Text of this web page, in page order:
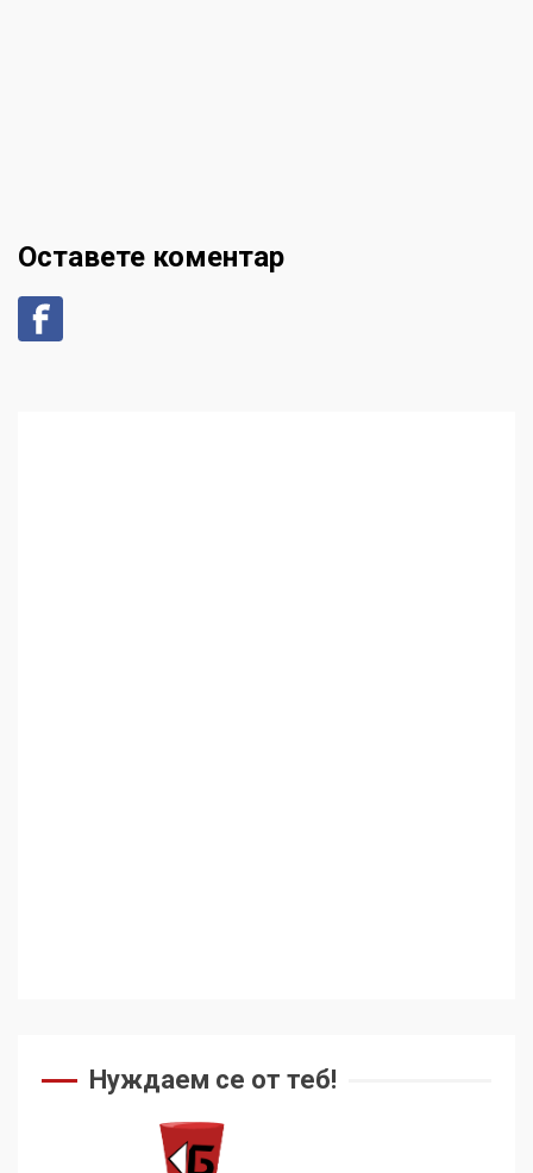
Оставете коментар
Нуждаем се от теб!
136 страни в ООН
подкрепиха Куба, България